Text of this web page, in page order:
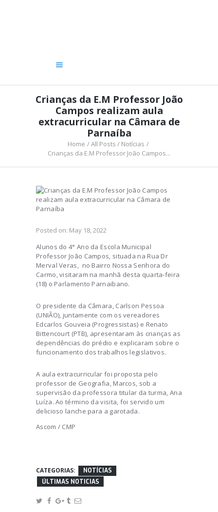
Crianças da E.M Professor João
Campos realizam aula
extracurricular na Câmara de
Parnaíba
Home All Posts
Notícias
Crianças da E.M Professor João Campos...
OUVIDORIA
Posted on: May 18, 2022
Alunos do 4° Ano da Escola Municipal
Professor João Campos, situada na Rua Dr
Merval Veras, no Bairro Nossa Senhora do
Carmo, visitaram na manhã desta quarta-feira
(18) o Parlamento Parnaibano.
O presidente da Câmara, Carlson Pessoa
(UNIÃO), juntamente com os vereadores
Edcarlos Gouveia (Progressistas) e Renato
Bittencourt (PTB), apresentaram às crianças as
dependências do prédio e explicaram sobre o
funcionamento dos trabalhos legislativos.
A aula extracurricular foi proposta pelo
professor de Geografia, Marcos, sob a
supervisão da professora titular da turma, Ana
Luíza. Ao término da visita, foi servido um
delicioso lanche para a garotada.
Ascom / CMP
CATEGORIAS:
NOTÍCIAS
ÚLTIMAS NOTICIAS